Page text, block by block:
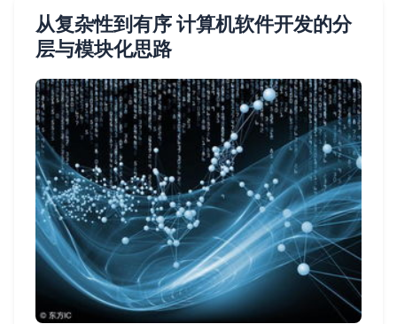
从复杂性到有序 计算机软件开发的分
层与模块化思路